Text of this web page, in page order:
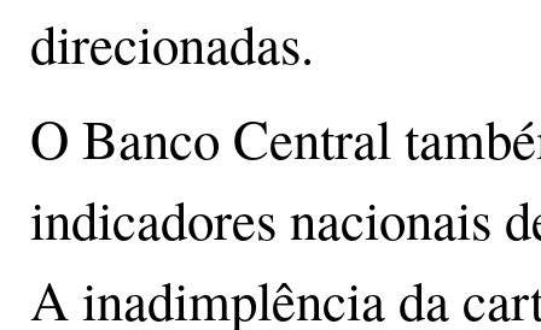
direcionadas.
O Banco Central
indicadores nacionais
A inadimplência da